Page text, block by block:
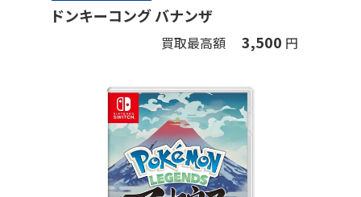
ドンキーコング バナンザ
買取最高額 3,500 円